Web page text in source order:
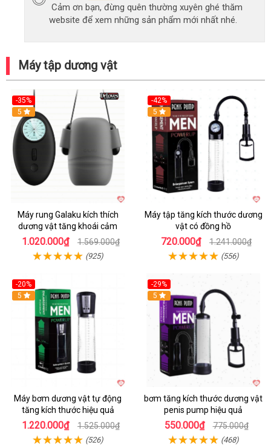
Cảm ơn bạn, đừng quên thường xuyên ghé thăm
website để xem những sản phẩm mới nhất nhé.
Máy tập dương vật
-35%
Hot
5
Máy rung Galaku kích thích
dương vật tăng khoái cảm
1.020.000₫ 1.569.000₫
(925)
-42%
5
Máy tập tăng kích thước dương
vật có đồng hồ
720.000₫ 1.241.000₫
(556)
-20%
5
Máy bơm dương vật tự động
tăng kích thước hiệu quả
1.220.000₫ 1.525.000₫
(526)
-29%
5
bơm tăng kích thước dương vật
penis pump hiệu quả
550.000₫ 775.000₫
(468)